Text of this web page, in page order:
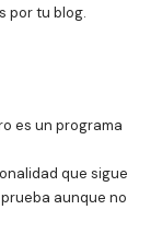
por tu blog.
es un programa
que sigue
aunque no